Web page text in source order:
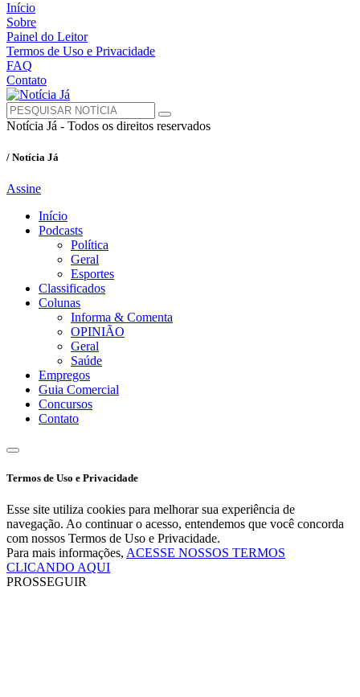
Início
Sobre
Painel do Leitor
Termos de Uso e Privacidade
FAQ
Contato
Notícia Já - Todos os direitos reservados
/ Notícia Já
Assine
Início
Podcasts
Política
Geral
Esportes
Classificados
Colunas
Informa & Comenta
OPINIÃO
Geral
Saúde
Empregos
Guia Comercial
Concursos
Contato
Termos de Uso e Privacidade
Esse site utiliza cookies para melhorar sua experiência de
navegação. Ao continuar o acesso, entendemos que você concorda
com nossos Termos de Uso e Privacidade.
Para mais informações, ACESSE NOSSOS TERMOS
CLICANDO AQUI
PROSSEGUIR